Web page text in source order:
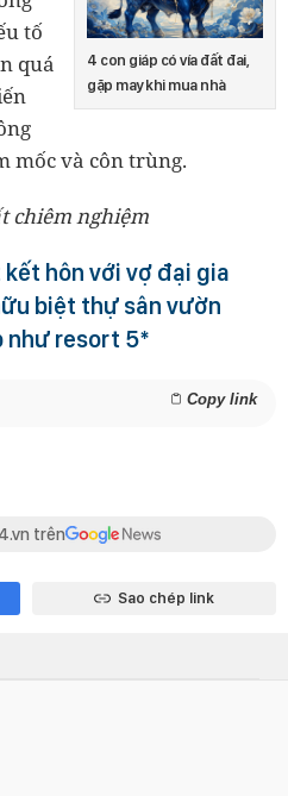
4 con giáp có vía đất đai,
gặp may khi mua nhà
tố
quá
mốc và côn trùng.
chiêm nghiệm
kết hôn với vợ đại gia
biệt thự sân vườn
như resort 5*
Copy link
trên
Sao chép link